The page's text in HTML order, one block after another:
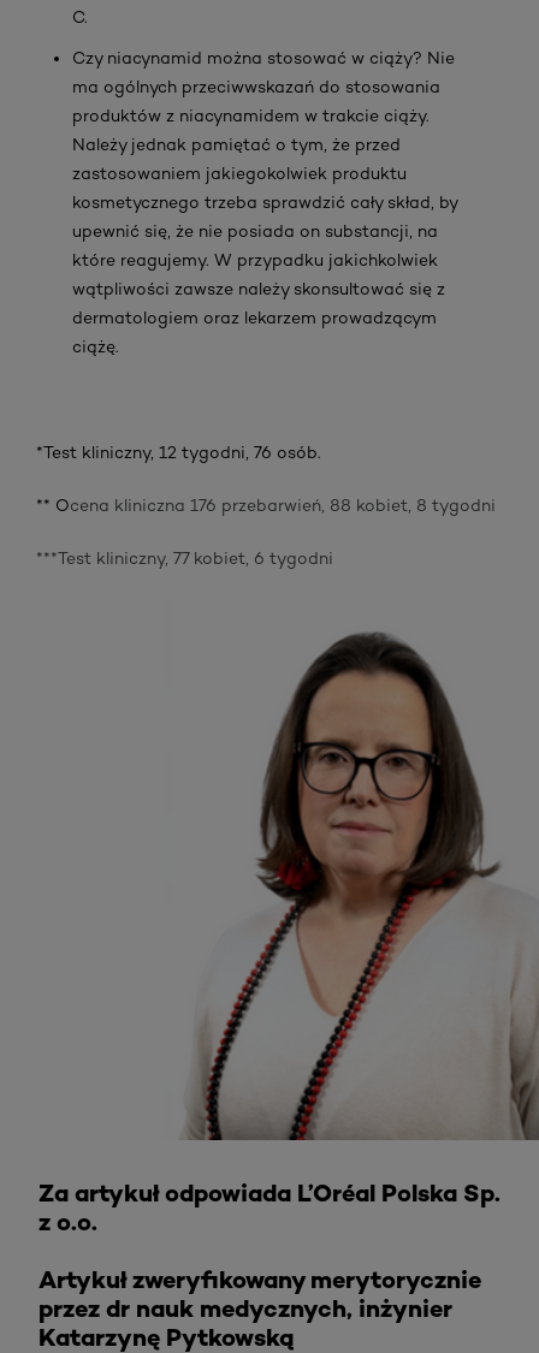
C.
Czy niacynamid można stosować w ciąży? Nie
ma ogólnych przeciwwskazań do stosowania
produktów z niacynamidem w trakcie ciąży.
Należy jednak pamiętać o tym, że przed
zastosowaniem jakiegokolwiek produktu
kosmetycznego trzeba sprawdzić cały skład, by
upewnić się, że nie posiada on substancji, na
które reagujemy. W przypadku jakichkolwiek
wątpliwości zawsze należy skonsultować się z
dermatologiem oraz lekarzem prowadzącym
ciążę.
*Test kliniczny, 12 tygodni, 76 osób.
** Ocena kliniczna 176 przebarwień, 88 kobiet, 8 tygodni
***Test kliniczny, 77 kobiet, 6 tygodni
Za artykuł odpowiada L’Oréal Polska Sp.
z o.o.
Artykuł zweryfikowany merytorycznie
przez dr nauk medycznych, inżynier
Katarzynę Pytkowską